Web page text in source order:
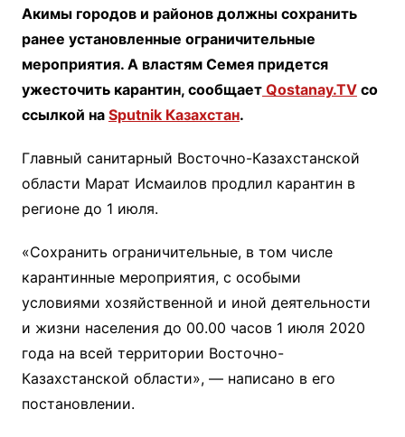
Акимы городов и районов должны сохранить
ранее установленные ограничительные
мероприятия. А властям Семея придется
ужесточить карантин, сообщаетQostanay.TVсо
ссылкой на Sputnik Казахстан.
Главный санитарный Восточно-Казахстанской
области Марат Исмаилов продлил карантин в
регионе до 1 июля.
«Сохранить ограничительные, в том числе
карантинные мероприятия, с особыми
условиями хозяйственной и иной деятельности
и жизни населения до 00.00 часов 1 июля 2020
года на всей территории Восточно-
Казахстанской области», — написано в его
постановлении.